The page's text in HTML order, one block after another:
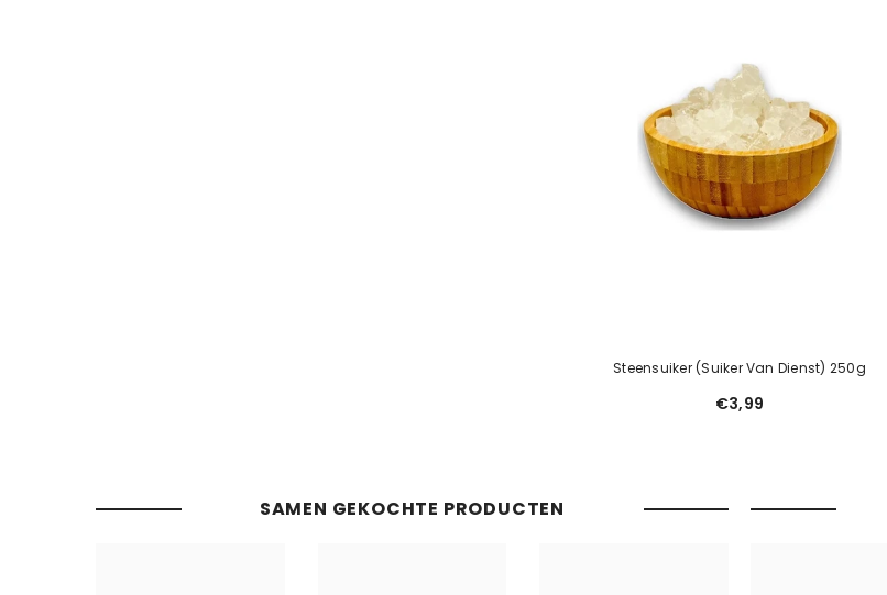
Steensuiker (suiker Van Dienst) 250g
€3,99
SAMEN GEKOCHTE PRODUCTEN